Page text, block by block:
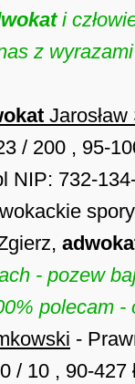
i
z
/ 200 , 95-
NIP: 732-
- pozew
polecam
-
/ 10 , 90-427